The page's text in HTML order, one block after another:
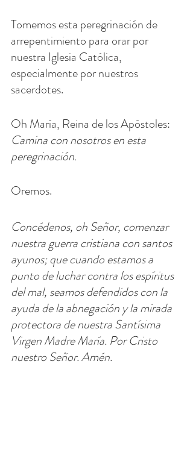
Tomemos esta peregrinación de
arrepentimiento para orar por
nuestra Iglesia Católica,
especialmente por nuestros
sacerdotes.
Oh María, Reina de los Apóstoles:
Camina con nosotros en esta
peregrinación.
Oremos.
Concédenos, oh Señor, comenzar
nuestra guerra cristiana con santos
ayunos; que cuando estamos a
punto de luchar contra los espíritus
del mal, seamos defendidos con la
ayuda de la abnegación y la mirada
protectora de nuestra Santísima
Virgen Madre María. Por Cristo
nuestro Señor. Amén.